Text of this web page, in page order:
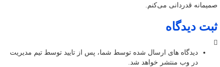
صمیمانه قدردانی می‌کنم.
ثبت دیدگاه
دیدگاه های ارسال شده توسط شما، پس از تایید توسط تیم مدیریت
در وب منتشر خواهد شد.